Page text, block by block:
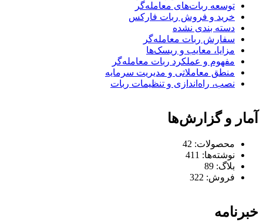
توسعه ربات‌های معامله‌گر
خرید و فروش ربات فارکس
دسته بندی نشده
سفارش ربات معامله‌گر
مزایا، معایب و ریسک‌ها
مفهوم و عملکرد ربات معامله‌گر
منطق معاملاتی و مدیریت سرمایه
نصب، راه‌اندازی و تنظیمات ربات
آمار و گزارش‌ها
محصولات: 42
نوشته‌ها: 411
بلاگ: 89
فروش: 322
خبرنامه